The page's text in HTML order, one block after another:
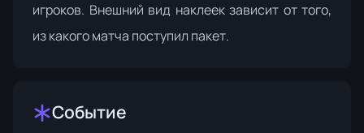
игроков. Внешний вид наклеек зависит от того,
из какого матча поступил пакет.
Событие